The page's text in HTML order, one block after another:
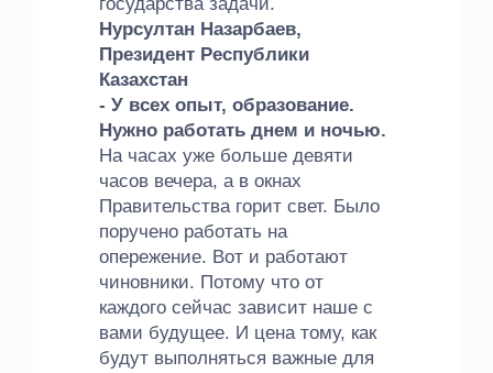
Нурсултан Назарбаев,
Президент Республики
Казахстан
- У всех опыт, образование.
Нужно работать днем и ночью.
На часах уже больше девяти
часов вечера, а в окнах
Правительства горит свет. Было
поручено работать на
опережение. Вот и работают
чиновники. Потому что от
каждого сейчас зависит наше с
вами будущее. И цена тому, как
будут выполняться важные для